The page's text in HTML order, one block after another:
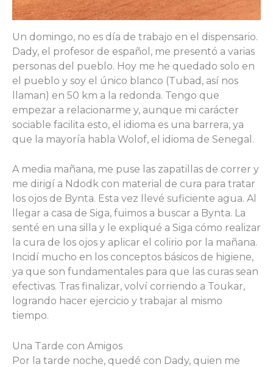
Un domingo, no es día de trabajo en el dispensario.
Dady, el profesor de español, me presentó a varias
personas del pueblo. Hoy me he quedado solo en
el pueblo y soy el único blanco (Tubad, así nos
llaman) en 50 km a la redonda. Tengo que
empezar a relacionarme y, aunque mi carácter
sociable facilita esto, el idioma es una barrera, ya
que la mayoría habla Wolof, el idioma de Senegal.
A media mañana, me puse las zapatillas de correr y
me dirigí a Ndodk con material de cura para tratar
los ojos de Bynta. Esta vez llevé suficiente agua. Al
llegar a casa de Siga, fuimos a buscar a Bynta. La
senté en una silla y le expliqué a Siga cómo realizar
la cura de los ojos y aplicar el colirio por la mañana.
Incidí mucho en los conceptos básicos de higiene,
ya que son fundamentales para que las curas sean
efectivas. Tras finalizar, volví corriendo a Toukar,
logrando hacer ejercicio y trabajar al mismo
tiempo.
Una Tarde con Amigos
Por la tarde noche, quedé con Dady, quien me